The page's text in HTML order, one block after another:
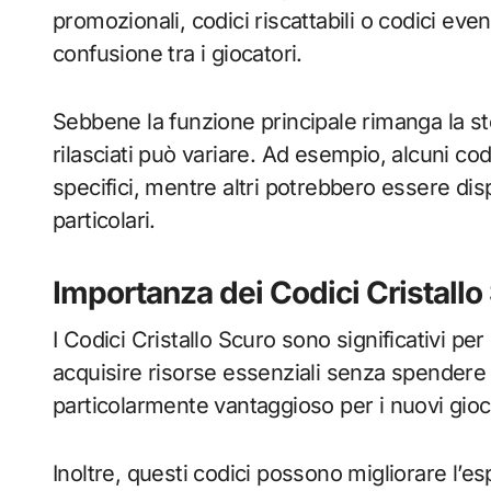
promozionali, codici riscattabili o codici
confusione tra i giocatori.
Sebbene la funzione principale rimanga la
rilasciati può variare. Ad esempio, alcuni
specifici, mentre altri potrebbero essere
particolari.
Importanza dei Codici
I Codici Cristallo Scuro sono significativi
acquisire risorse essenziali senza
particolarmente vantaggioso per i nuovi
Inoltre, questi codici possono migliorare